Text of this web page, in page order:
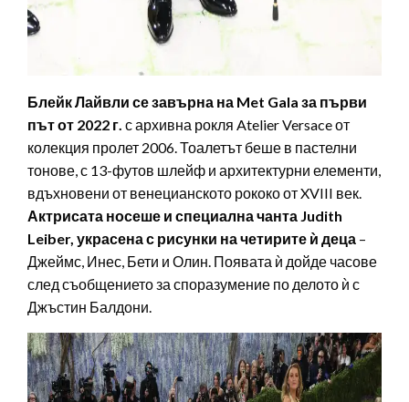
Блейк Лайвли се завърна на Met Gala за първи
път от 2022 г. с архивна рокля Atelier Versace от
колекция пролет 2006. Тоалетът беше в пастелни
тонове, с 13-футов шлейф и архитектурни елементи,
вдъхновени от венецианското рококо от XVIII век.
Актрисата носеше и специална чанта Judith
Leiber, украсена с рисунки на четирите ѝ деца –
Джеймс, Инес, Бети и Олин. Появата ѝ дойде часове
след съобщението за споразумение по делото ѝ с
Джъстин Балдони.